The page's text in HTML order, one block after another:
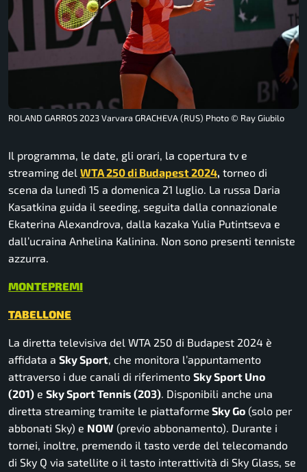
ROLAND GARROS 2023 Varvara GRACHEVA (RUS) Photo © Ray Giubilo
Il programma, le date, gli orari, la copertura tv e
streaming del WTA 250 di Budapest 2024, torneo di
scena da lunedì 15 a domenica 21 luglio. La russa Daria
Kasatkina guida il seeding, seguita dalla connazionale
Ekaterina Alexandrova, dalla kazaka Yulia Putintseva e
dall’ucraina Anhelina Kalinina. Non sono presenti tenniste
azzurra.
MONTEPREMI
TABELLONE
La diretta televisiva del WTA 250 di Budapest 2024 è
affidata a Sky Sport, che monitora l’appuntamento
attraverso i due canali di riferimento Sky Sport Uno
(201) e Sky Sport Tennis (203). Disponibili anche una
diretta streaming tramite le piattaforme Sky Go (solo per
abbonati Sky) e NOW (previo abbonamento). Durante i
tornei, inoltre, premendo il tasto verde del telecomando
di Sky Q via satellite o il tasto interattività di Sky Glass, se